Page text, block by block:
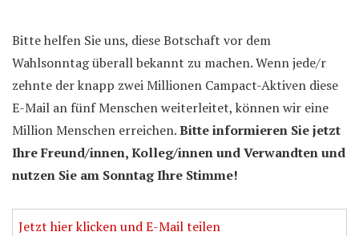
Bitte helfen Sie uns, diese Botschaft vor dem
Wahlsonntag überall bekannt zu machen. Wenn jede/r
zehnte der knapp zwei Millionen Campact-Aktiven diese
E-Mail an fünf Menschen weiterleitet, können wir eine
Million Menschen erreichen.Bitte informieren Sie jetzt
Ihre Freund/innen, Kolleg/innen und Verwandten und
nutzen Sie am Sonntag Ihre Stimme!
Jetzt hier klicken und E-Mail teilen